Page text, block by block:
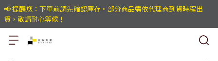
📢 提醒您：下單前請先確認庫存。部分商品需依代理商到貨時程出
貨，敬請耐心等候！